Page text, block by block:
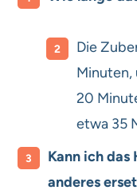
Die
Minuten,
20
etwa 35
Kann ich
anderes